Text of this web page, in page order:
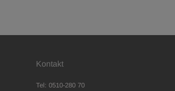
Kontakt
Tel: 0510-280 70